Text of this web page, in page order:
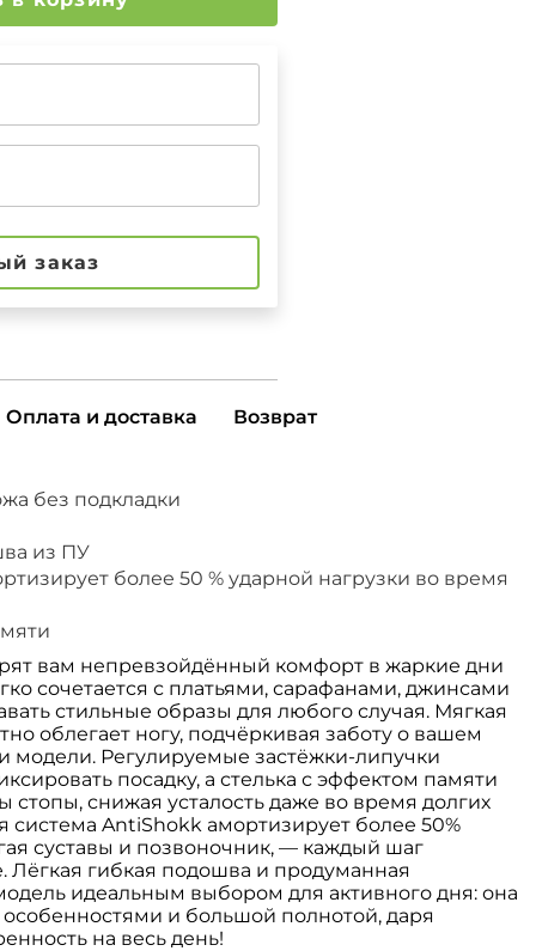
заказ
Оплата и доставка Возврат
без подкладки
из ПУ
более 50 % ударной нагрузки во время
вам непревзойдённый комфорт в жаркие дни
сочетается с платьями, сарафанами, джинсами
стильные образы для любого случая. Мягкая
облегает ногу, подчёркивая заботу о вашем
модели. Регулируемые застёжки‑липучки
посадку, а стелька с эффектом памяти
стопы, снижая усталость даже во время долгих
система AntiShokk амортизирует более 50%
суставы и позвоночник, — каждый шаг
Лёгкая гибкая подошва и продуманная
идеальным выбором для активного дня: она
особенностями и большой полнотой, даря
на весь день!